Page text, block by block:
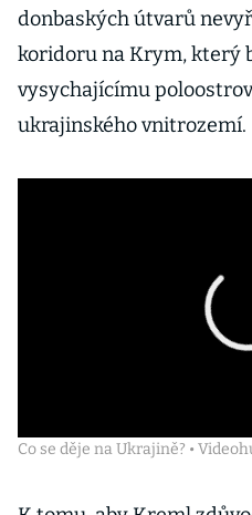
donbaských útvarů
koridoru na Krym, který
vysychajícímu
ukrajinského vnitrozemí.
Co se děje na Ukrajině? •